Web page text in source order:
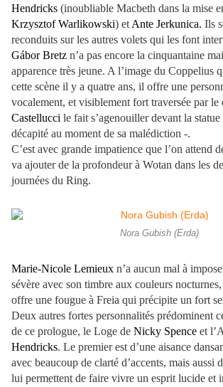
Hendricks (inoubliable Macbeth dans la mise
Krzysztof Warlikowski) et Ante Jerkunica. Ils
reconduits sur les autres volets qui les font
Gábor Bretz n’a pas encore la cinquantaine
apparence très jeune. A l’image du Coppelius
cette scène il y a quatre ans, il offre une
vocalement, et visiblement fort traversée par le
Castellucci le fait s’agenouiller devant la
décapité au moment de sa malédiction -.
C’est avec grande impatience que l’on attend
va ajouter de la profondeur à Wotan dans les
journées du Ring.
Nora Gubish (Erda)
Marie-Nicole Lemieux n’a aucun mal à
sévère avec son timbre aux couleurs
offre une fougue à Freia qui précipite un fort
Deux autres fortes personnalités prédominent
de ce prologue, le Loge de Nicky Spence et
Hendricks. Le premier est d’une aisance
avec beaucoup de clarté d’accents, mais aussi
lui permettent de faire vivre un esprit lucide et